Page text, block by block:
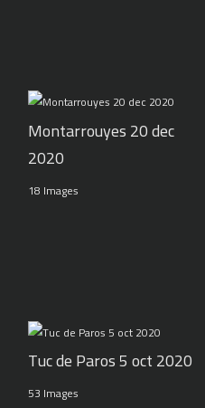
Montarrouyes 20 dec
2020
18 Images
Tuc de Paros 5 oct 2020
53 Images